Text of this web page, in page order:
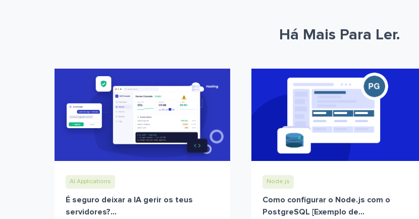
Há Mais Para Ler.
AI Applications
É seguro deixar a IA gerir os teus
servidores?...
Node.js
Como configurar o Node.js com o
PostgreSQL [Exemplo de...